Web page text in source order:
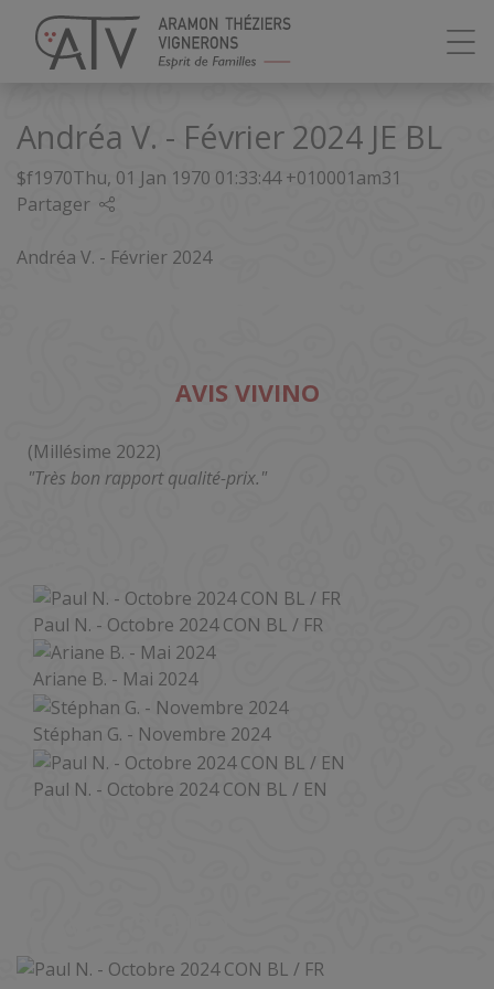
Andréa V. - Février 2024 JE BL
$f1970Thu, 01 Jan 1970 01:33:44 +010001am31
Partager
Andréa V. - Février 2024
AVIS VIVINO
(Millésime 2022)
"Très bon rapport qualité-prix."
Paul N. - Octobre 2024 CON BL / FR
Ariane B. - Mai 2024
Stéphan G. - Novembre 2024
Paul N. - Octobre 2024 CON BL / EN
Panneau de gestion des cookies